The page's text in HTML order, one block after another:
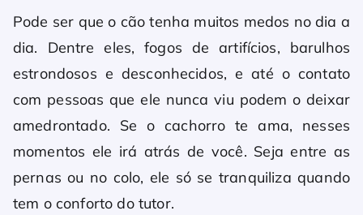
Pode ser que o cão tenha muitos medos no dia a
dia. Dentre eles, fogos de artifícios, barulhos
estrondosos e desconhecidos, e até o contato
com pessoas que ele nunca viu podem o deixar
amedrontado. Se o cachorro te ama, nesses
momentos ele irá atrás de você. Seja entre as
pernas ou no colo, ele só se tranquiliza quando
tem o conforto do tutor.